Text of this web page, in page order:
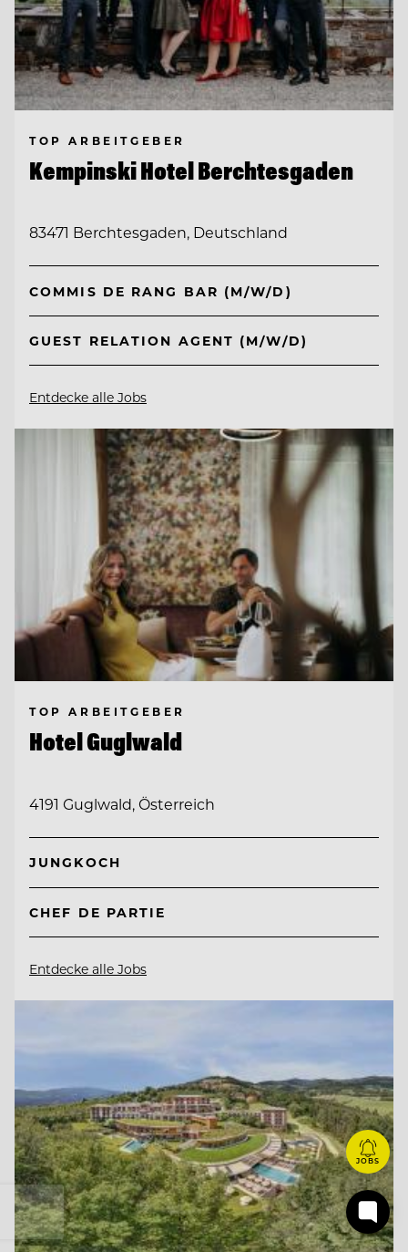
TOP ARBEITGEBER
Kempinski Hotel Berchtesgaden
83471 Berchtesgaden, Deutschland
COMMIS DE RANG BAR (M/W/D)
GUEST RELATION AGENT (M/W/D)
Entdecke alle Jobs
TOP ARBEITGEBER
Hotel Guglwald
4191 Guglwald, Österreich
JUNGKOCH
CHEF DE PARTIE
Entdecke alle Jobs
JOBS